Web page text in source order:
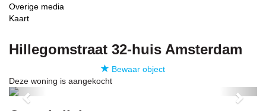
Overige media
Kaart
Hillegomstraat 32-huis Amsterdam
Bewaar object
Deze woning is aangekocht
Previous Next